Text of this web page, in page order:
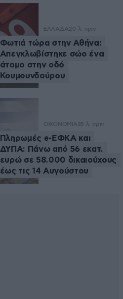
ΕΛΛΑΔΑ20 λ. πριν
Φωτιά τώρα στην Αθήνα:
Απεγκλωβίστηκε σώο ένα
άτομο στην οδό
Κουμουνδούρου
ΟΙΚΟΝΟΜΙΑ35 λ. πριν
Πληρωμές e-ΕΦΚΑ και
ΔΥΠΑ: Πάνω από 56 εκατ.
ευρώ σε 58.000 δικαιούχους
έως τις 14 Αυγούστου